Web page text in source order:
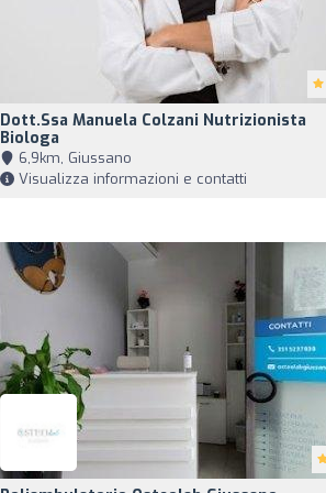
Dott.ssa Manuela Colzani Nutrizionista
Biologa
6,9km, Giussano
Visualizza informazioni e contatti